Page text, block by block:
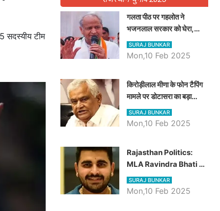
सदस्यीय टीम
गलता पीठ पर गहलोत ने
भजनलाल सरकार को घेरा,
Video में देखें अब तक बड़ी
खबरें
SURAJ BUNKAR
Mon,10 Feb 2025
किरोड़ीलाल मीणा के फोन टैपिंग
मामले पर डोटासरा का बड़ा
आरोप, वीडियो में देखें AZ बड़ी
खबरें
SURAJ BUNKAR
Mon,10 Feb 2025
Rajasthan Politics:
MLA Ravindra Bhati ने
प्रदेश की शिक्षा व्यवस्था पर
उठाए सवाल, Madan
SURAJ BUNKAR
Mon,10 Feb 2025